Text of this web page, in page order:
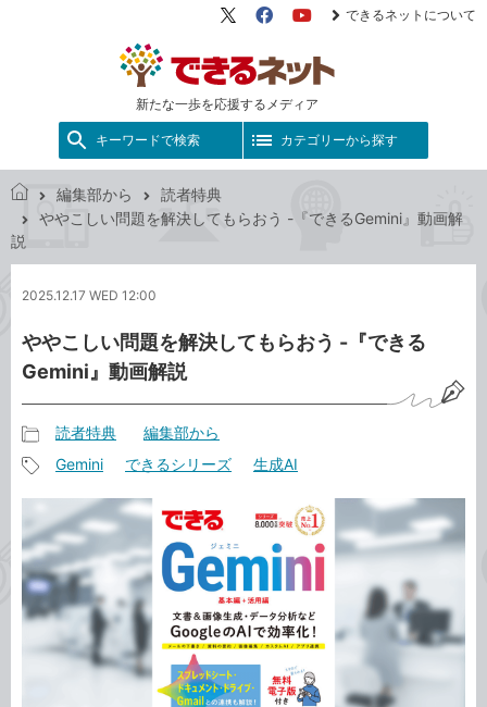
新たな一歩を応援するメディア
X（旧
FacebookYouTube
できるネットについて
キーワードで検索 カテゴリーから探す
で
ッ
編集部から
読者特典
ややこしい問題を解決してもらおう -『できるGemini』動画解
説
2025.12.17 WED 12:00
ややこしい問題を解決してもらおう -『できる
Gemini』動画解説
事
カ
テ
ゴ
リ
読者特典 編集部から
タ
グ
Gemini できるシリーズ 生成AI